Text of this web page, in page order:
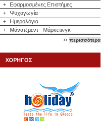
+
Εφαρμοσμένες Επιστήμες
+
Ψυχαγωγία
+
Ημερολόγια
+
Μάνατζμεντ - Μάρκετινγκ
περισσότερα
ΧΟΡΗΓΟΣ